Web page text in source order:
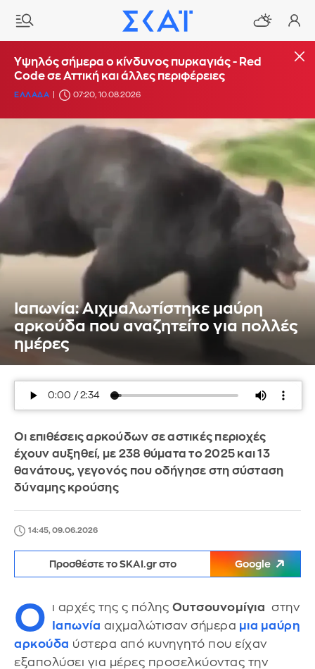
Υψηλός σήμερα ο κίνδυνος πυρκαγιάς - Red
Code σε Αττική και άλλες περιφέρειες
ΕΛΛΑΔΑ 07:20, 10.08.2026
Ιαπωνία: Αιχμαλωτίστηκε μαύρη
αρκούδα που αναζητείτο για πολλές
ημέρες
Οι επιθέσεις αρκούδων σε αστικές περιοχές
έχουν αυξηθεί, με 238 θύματα το 2025 και 13
θανάτους, γεγονός που οδήγησε στη σύσταση
δύναμης κρούσης
14:45, 09.06.2026
Προσθέστε το SKAI.gr στο Google
Ο ι αρχές της ς πόλης Ουτσουνομίγια στην
Ιαπωνία αιχμαλώτισαν σήμερα μια μαύρη
αρκούδα ύστερα από κυνηγητό που είχαν
εξαπολύσει για μέρες προσελκύοντας την